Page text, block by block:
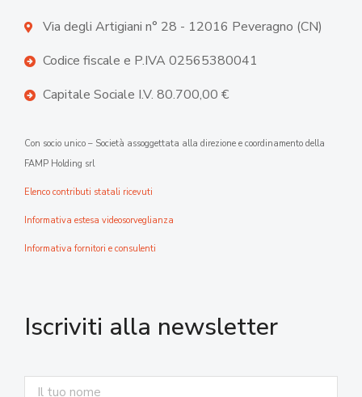
Via degli Artigiani n° 28 - 12016 Peveragno (CN)
Codice fiscale e P.IVA 02565380041
Capitale Sociale I.V. 80.700,00 €
Con socio unico – Società assoggettata alla direzione e coordinamento della
FAMP Holding srl
Elenco contributi statali ricevuti
Informativa estesa videosorveglianza
Informativa fornitori e consulenti
Iscriviti alla newsletter